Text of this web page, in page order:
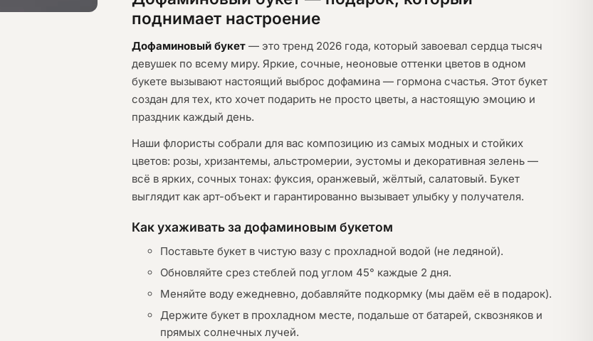
поднимает настроение
Дофаминовый букет — это тренд 2026 года, который завоевал сердца тысяч
девушек по всему миру. Яркие, сочные, неоновые оттенки цветов в одном
букете вызывают настоящий выброс дофамина — гормона счастья. Этот букет
создан для тех, кто хочет подарить не просто цветы, а настоящую эмоцию и
праздник каждый день.
Наши флористы собрали для вас композицию из самых модных и стойких
цветов: розы, хризантемы, альстромерии, эустомы и декоративная зелень —
всё в ярких, сочных тонах: фуксия, оранжевый, жёлтый, салатовый. Букет
выглядит как арт-объект и гарантированно вызывает улыбку у получателя.
Как ухаживать за дофаминовым букетом
Поставьте букет в чистую вазу с прохладной водой (не ледяной).
Обновляйте срез стеблей под углом 45° каждые 2 дня.
Меняйте воду ежедневно, добавляйте подкормку (мы даём её в подарок).
Держите букет в прохладном месте, подальше от батарей, сквозняков и
прямых солнечных лучей.